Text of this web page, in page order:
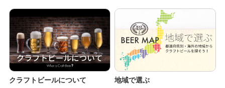
クラフトビールについて 地域で選ぶ